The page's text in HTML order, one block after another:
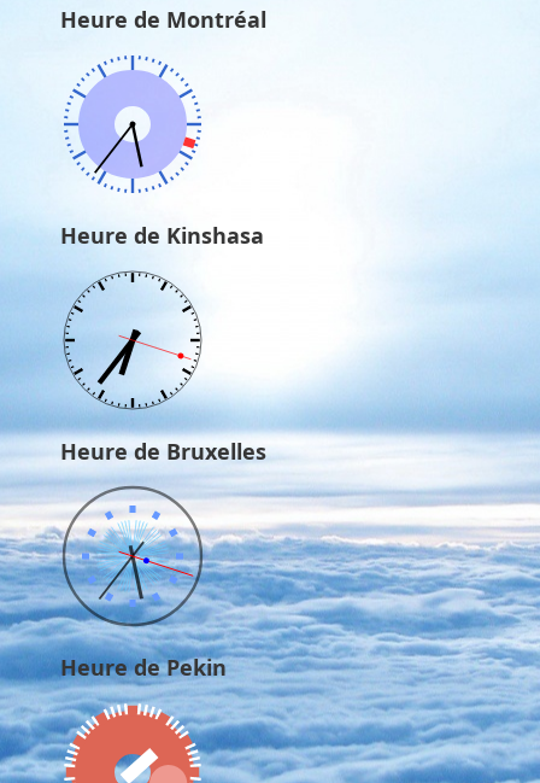
Heure de Montréal
Heure de Kinshasa
Heure de Bruxelles
Heure de Pekin